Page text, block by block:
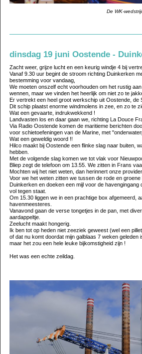
De WK-
dinsdag 19 juni Oostende -
Zacht weer, grijze lucht en een keurig windje 4 bij
Vanaf 9.30 uur begint de stroom richting Duinkerken
bestemming voor vandaag,
We moeten onszelf echt voorhouden om het rustig
wennen, maar we vinden het heerlijk om niet zo te
Er vertrekt een heel groot werkschip uit Oostende, de
Dit schip plaatst enorme windmolens in zee, en zo te
Wat een gevaarte, indrukwekkend !
Landvasten los en daar gaan we, richting La Douce
Via Radio Oostende komen de maritieme berichten
voor schietoefeningen van de Marine, met
Wat een geweldig woord !!
Hilco maakt bij Oostende een flinke slag naar buiten,
hebben.
Met de volgende slag komen we tot vlak voor
Bliep zegt de telefoon om 13.55. We zitten in Frans
Mochten wij het niet weten, dan herinnert onze
Voor we het weten zitten we tussen de rode en
Duinkerken en doeken een mijl voor de havengingang
vol tegen staat.
Om 15.30 liggen we in een prachtige box afgemeerd,
havenmeesteres.
Vanavond gaan de verse tongetjes in de pan, met
aardappeltje.
Zeelucht maakt hongerig.
Ik ben tot op heden niet zeeziek geweest (wel een
of dat nu komt doordat mijn galblaas 7 weken geleden
maar het zou een hele leuke bijkomstigheid zijn !
Het was een echte zeildag.